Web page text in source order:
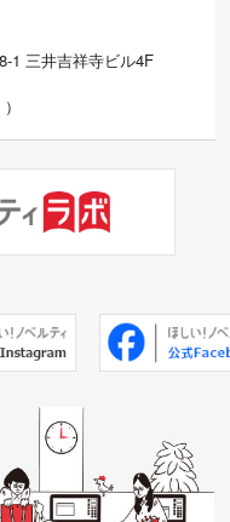
1 三井吉祥寺ビル4F